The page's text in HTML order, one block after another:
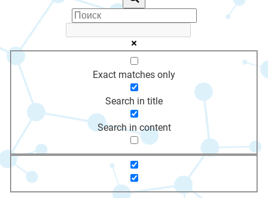
Exact matches only
Search in title
Search in content